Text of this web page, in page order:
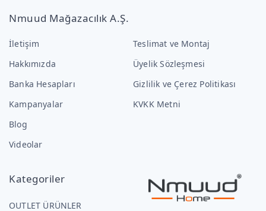
Nmuud Mağazacılık A.Ş.
İletişim
Hakkımızda
Banka Hesapları
Kampanyalar
Blog
Videolar
Teslimat ve Montaj
Üyelik Sözleşmesi
Gizlilik ve Çerez Politikası
KVKK Metni
Kategoriler
OUTLET ÜRÜNLER